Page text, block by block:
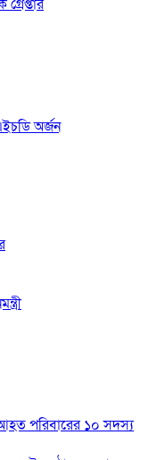
অর্জন
পরিবারের ১০ সদস্য